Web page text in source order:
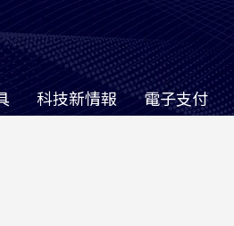
科技新情報 電子支付